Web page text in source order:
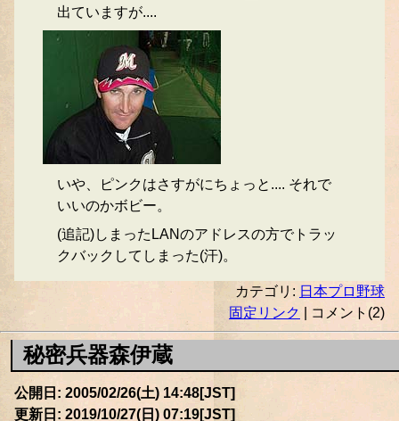
出ていますが....
いや、ピンクはさすがにちょっと.... それで
いいのかボビー。
(追記)しまったLANのアドレスの方でトラッ
クバックしてしまった(汗)。
カテゴリ: 日本プロ野球
固定リンク
| コメント(2)
秘密兵器森伊蔵
公開日: 2005/02/26(土) 14:48[JST]
更新日: 2019/10/27(日) 07:19[JST]